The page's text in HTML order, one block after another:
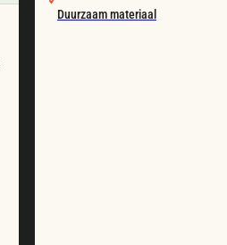
Duurzaam materiaal